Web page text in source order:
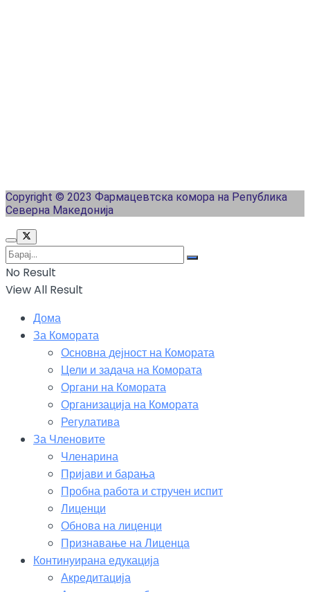
Copyright © 2023 Фармацевтска комора на Република
Северна Македонија
No Result
View All Result
Дома
За Комората
Основна дејност на Комората
Цели и задача на Комората
Органи на Комората
Организација на Комората
Регулатива
За Членовите
Членарина
Пријави и барања
Пробна работа и стручен испит
Лиценци
Обнова на лиценци
Признавање на Лиценца
Континуирана едукација
Акредитација